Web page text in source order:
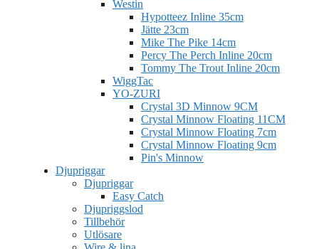
Westin
Hypotteez Inline 35cm
Jätte 23cm
Mike The Pike 14cm
Percy The Perch Inline 20cm
Tommy The Trout Inline 20cm
WiggTac
YO-ZURI
Crystal 3D Minnow 9CM
Crystal Minnow Floating 11CM
Crystal Minnow Floating 7cm
Crystal Minnow Floating 9cm
Pin's Minnow
Djupriggar
Djupriggar
Easy Catch
Djupriggslod
Tillbehör
Utlösare